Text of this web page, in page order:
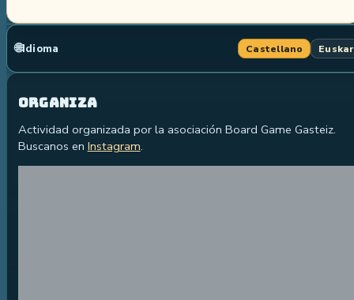
🌐Idioma Castellano
Organiza
Actividad organizada por la asociación Board Game Gasteiz.
Buscanos en Instagram.